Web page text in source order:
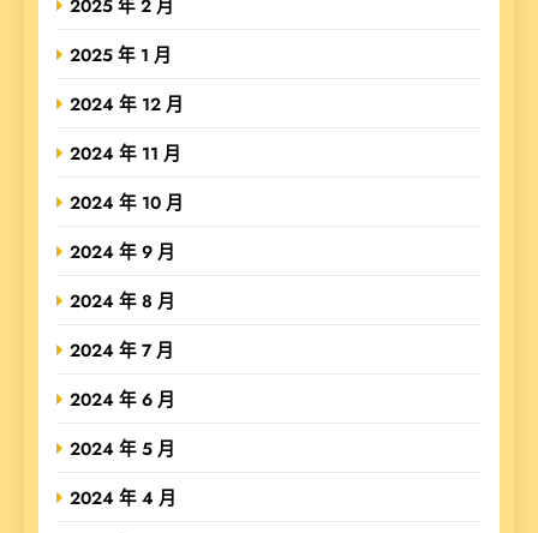
2025 年 2 月
2025 年 1 月
2024 年 12 月
2024 年 11 月
2024 年 10 月
2024 年 9 月
2024 年 8 月
2024 年 7 月
2024 年 6 月
2024 年 5 月
2024 年 4 月